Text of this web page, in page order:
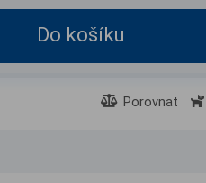
Do košíku
Porovnat